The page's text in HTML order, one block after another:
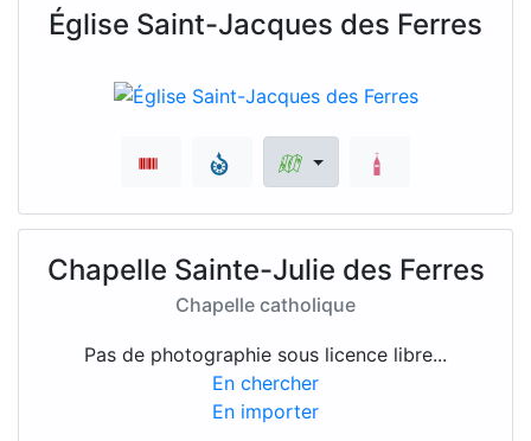
Église Saint-Jacques des Ferres
Chapelle Sainte-Julie des Ferres
Chapelle catholique
Pas de photographie sous licence libre...
En chercher
En importer